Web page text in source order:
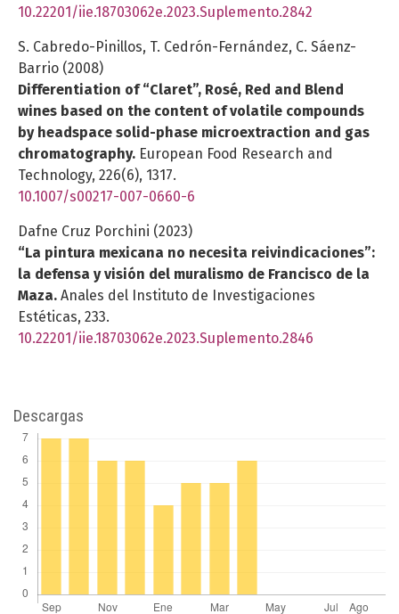
10.22201/iie.18703062e.2023.Suplemento.2842
S. Cabredo-Pinillos, T. Cedrón-Fernández, C. Sáenz-
Barrio (2008)
Differentiation of “Claret”, Rosé, Red and Blend
wines based on the content of volatile compounds
by headspace solid-phase microextraction and gas
chromatography. European Food Research and
Technology, 226(6), 1317.
10.1007/s00217-007-0660-6
Dafne Cruz Porchini (2023)
“La pintura mexicana no necesita reivindicaciones”:
la defensa y visión del muralismo de Francisco de la
Maza. Anales del Instituto de Investigaciones
Estéticas, 233.
10.22201/iie.18703062e.2023.Suplemento.2846
Descargas